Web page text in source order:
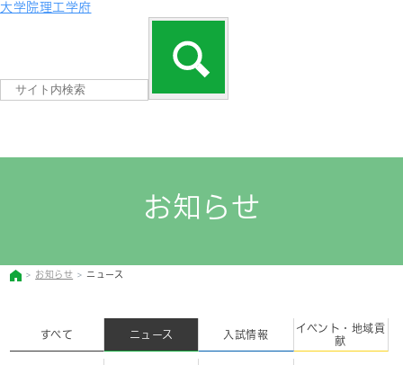
大学院理工学府
お知らせ
お知らせ ニュース
すべて ニュース 入試情報
イベント・地域貢
献